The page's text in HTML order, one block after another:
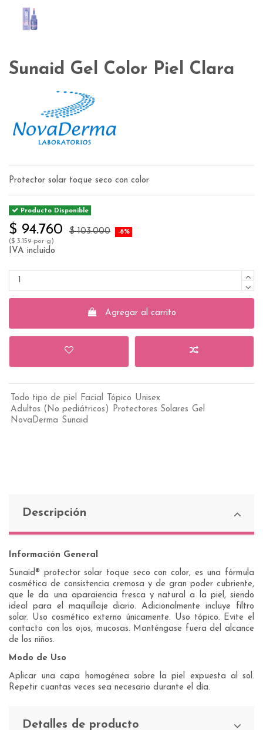
Sunaid Gel Color Piel Clara
Protector solar toque seco con color
Producto Disponible
$ 94.760 $ 103.000 -8%
($ 3.159 por g)
IVA incluído
Agregar al carrito
Todo tipo de piel Facial Tópico Unisex
Adultos (No pediátricos)
Protectores Solares Gel
NovaDerma Sunaid
Descripción
Información General
Sunaid® protector solar toque seco con color, es una fórmula
cosmética de consistencia cremosa y de gran poder cubriente,
que le da una aparaiencia fresca y natural a la piel, siendo
ideal para el maquillaje diario. Adicionalmente incluye filtro
solar. Uso cosmético externo únicamente. Uso tópico. Evite el
contacto con los ojos, mucosas. Manténgase fuera del alcance
de los niños.
Modo de Uso
Aplicar una capa homogénea sobre la piel expuesta al sol.
Repetir cuantas veces sea necesario durante el día.
Detalles de producto